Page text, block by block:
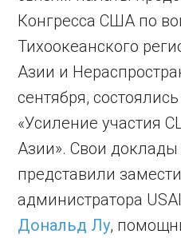
Конгресса США по
Тихоокеанского
Азии и
сентября,
«Усиление участия
Азии». Свои
представили
администратора
Дональд Лу,